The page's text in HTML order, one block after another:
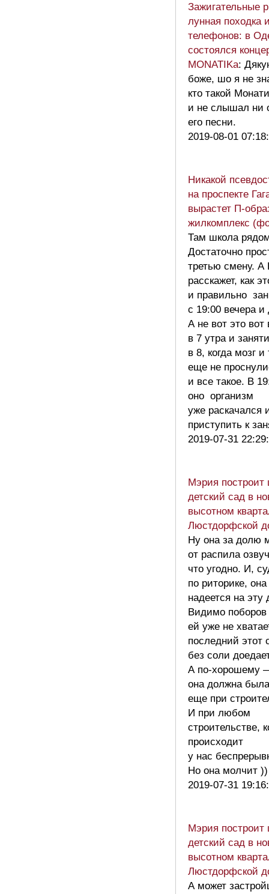
Зажигательные
лунная походка
телефонов: в
состоялся
MONATIKа:
боже, шо я не
кто такой
и не слышал ни
его песни.
2019-08-01
Никакой
на проспекте
вырастет П-
жилкомплекс
Там школа
Достаточно
третью смену. А
расскажет, как
и правильно
с 19:00 вечера и
А не вот это вот
в 7 утра и
в 8, когда мозг и
еще не
и все такое. В
оно организм
уже раскачался
приступить к
2019-07-31
Мэрия построит
детский сад в
высотном
Люстдорфской
Ну она за долю
от распила
что угодно. И,
по риторике,
надеется на эту
Видимо
ей уже не
последний этот
без соли
А по-хорошему
она должна
еще при
И при любом
строительстве,
происходит
у нас
Но она молчит
2019-07-31
Мэрия построит
детский сад в
высотном
Люстдорфской
А может